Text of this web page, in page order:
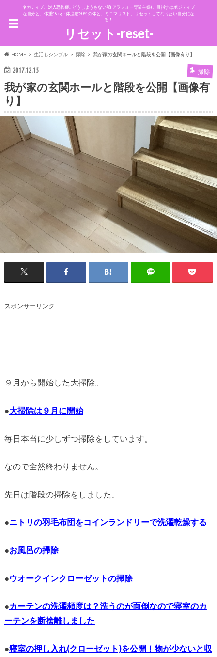
ネガティブ、対人恐怖症…どうしようもない私(アラフォー専業主婦)。目指すはポジティブ
な自分と、体重48kg・体脂肪20％の体と、ミニマリスト。リセットしてなりたい自分にな
る！
リセット-reset-
HOME 生活もシンプル 掃除 我が家の玄関ホールと階段を公開【画像有り】
2017.12.15 掃除
我が家の玄関ホールと階段を公開【画像有
り】
スポンサーリンク
９月から開始した大掃除。
●大掃除は９月に開始
毎日本当に少しずつ掃除をしています。
なので全然終わりません。
先日は階段の掃除をしました。
●ニトリの羽毛布団をコインランドリーで洗濯乾燥する
●お風呂の掃除
●ウオークインクローゼットの掃除
●カーテンの洗濯頻度は？洗うのが面倒なので寝室のカ
ーテンを断捨離しました
●寝室の押し入れ(クローゼット)を公開！物が少ないと収